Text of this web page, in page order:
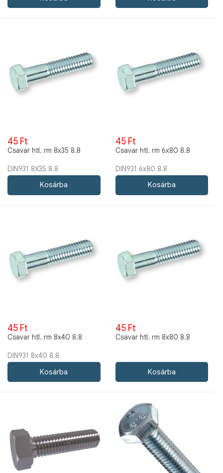
45 Ft
Csavar htl. rm 8x35 8.8
DIN931 8X35 8.8
45 Ft
Csavar htl. rm 6x80 8.8
DIN931 6x80 8.8
45 Ft
Csavar htl. rm 8x40 8.8
DIN931 8x40 8.8
45 Ft
Csavar htl. rm 8x80 8.8